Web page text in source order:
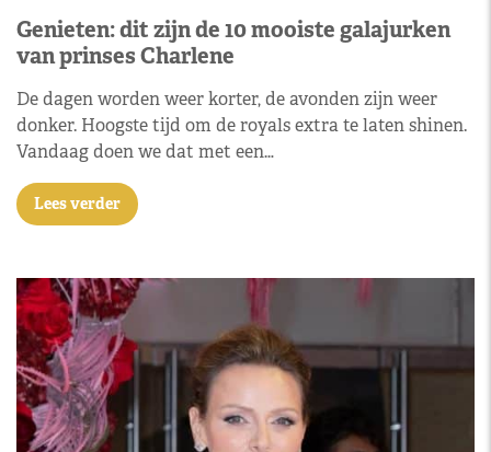
Genieten: dit zijn de 10 mooiste galajurken
van prinses Charlene
De dagen worden weer korter, de avonden zijn weer
donker. Hoogste tijd om de royals extra te laten shinen.
Vandaag doen we dat met een…
Lees verder